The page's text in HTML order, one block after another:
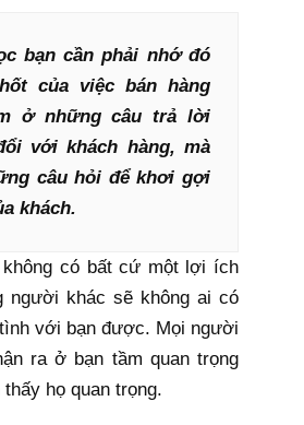
bạn cần phải nhớ đó
của việc bán hàng
ở những câu trả lời
với khách hàng, mà
câu hỏi để khơi gợi
khách.
không có bất cứ một lợi ích
người khác sẽ không ai có
với bạn được. Mọi người
ra ở bạn tầm quan trọng
họ quan trọng.